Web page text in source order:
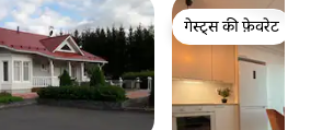
गेस्ट्स की फ़ेवरेट
गेस्ट्स की फ़ेवरेट